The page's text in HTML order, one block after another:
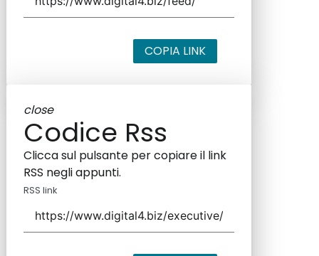
COPIA LINK
close
Codice Rss
Clicca sul pulsante per copiare il link
RSS negli appunti.
RSS link